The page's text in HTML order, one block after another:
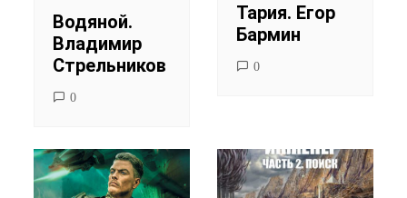
Водяной.
Владимир
Стрельников
0
Тария. Егор
Бармин
0